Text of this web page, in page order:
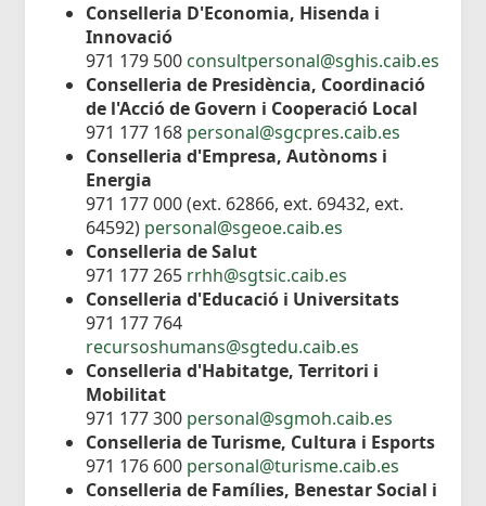
Conselleria D'Economia, Hisenda i
Innovació
971 179 500 consultpersonal@sghis.caib.es
Conselleria de Presidència, Coordinació
de l'Acció de Govern i Cooperació Local
971 177 168 personal@sgcpres.caib.es
Conselleria d'Empresa, Autònoms i
Energia
971 177 000 (ext. 62866, ext. 69432, ext.
64592) personal@sgeoe.caib.es
Conselleria de Salut
971 177 265 rrhh@sgtsic.caib.es
Conselleria d'Educació i Universitats
971 177 764
recursoshumans@sgtedu.caib.es
Conselleria d'Habitatge, Territori i
Mobilitat
971 177 300 personal@sgmoh.caib.es
Conselleria de Turisme, Cultura i Esports
971 176 600 personal@turisme.caib.es
Conselleria de Famílies, Benestar Social i